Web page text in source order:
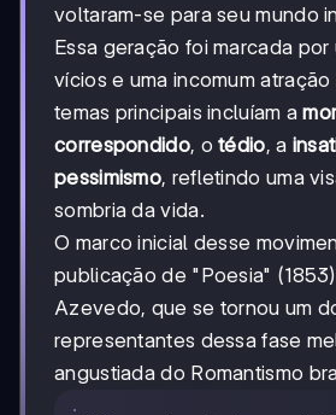
voltaram-se para seu mundo
Essa geração foi marcada
vícios e uma incomum
temas principais incluíam a
correspondido, otédio, a
pessimismo, refletindo uma
sombria da vida.
O marco inicial desse
publicação de "Poesia"
Azevedo, que se tornou um
representantes dessa fase
angustiada do Romantismo